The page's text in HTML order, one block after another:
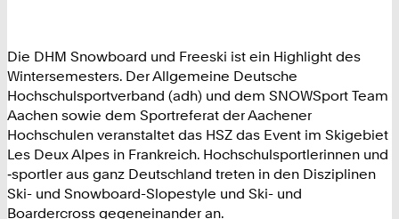
Die DHM Snowboard und Freeski ist ein Highlight des
Wintersemesters. Der Allgemeine Deutsche
Hochschulsportverband (adh) und dem SNOWSport Team
Aachen sowie dem Sportreferat der Aachener
Hochschulen veranstaltet das HSZ das Event im Skigebiet
Les Deux Alpes in Frankreich. Hochschulsportlerinnen und
‑sportler aus ganz Deutschland treten in den Disziplinen
Ski- und Snowboard-Slopestyle und Ski- und
Boardercross gegeneinander an.